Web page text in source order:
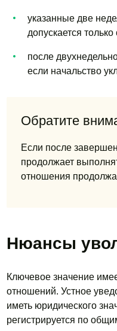
указанные две
допускается
после
если начальство
Обратите
Если после
продолжает
отношения
Нюансы
Ключевое значение
отношений. Устное
иметь юридического
регистрируется по